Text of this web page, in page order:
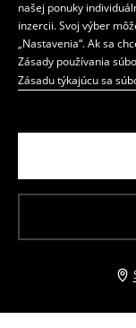
našej ponuky
inzercii. Svoj výber
„Nastavenia“. Ak sa
Zásady používania
Zásadu týkajúcu sa